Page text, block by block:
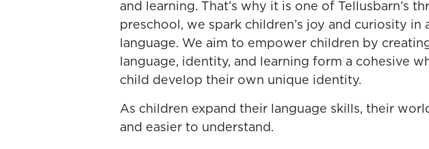
and learning. That’s why it is one of Tellusbarn’s
preschool, we spark children’s joy and curiosity in
language. We aim to empower children by
language, identity, and learning form a cohesive
child develop their own unique identity.
As children expand their language skills, their
and easier to understand.